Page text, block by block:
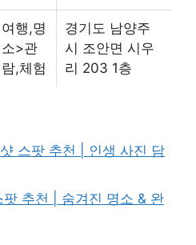
여행,명
소>관
람,체험
경기도 남양주
시 조안면 시우
리 203 1층
스팟 추천 | 인생 사진 담
추천 | 숨겨진 명소 & 완